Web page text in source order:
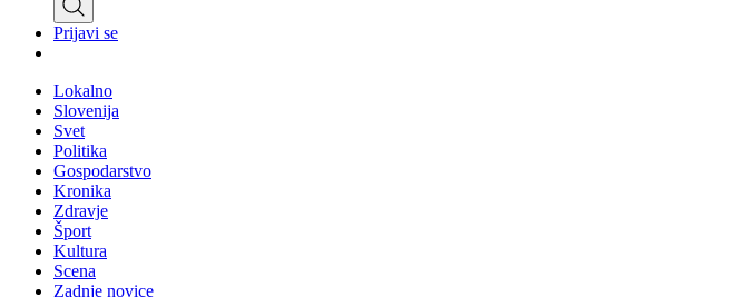
Prijavi se
Lokalno
Slovenija
Svet
Politika
Gospodarstvo
Kronika
Zdravje
Šport
Kultura
Scena
Zadnje novice